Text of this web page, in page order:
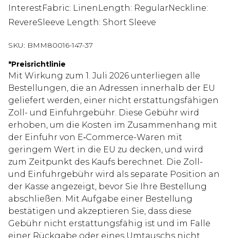
InterestFabric: LinenLength: RegularNeckline:
RevereSleeve Length: Short Sleeve
SKU: BMM80016-147-37
*Preisrichtlinie
Mit Wirkung zum 1. Juli 2026 unterliegen alle
Bestellungen, die an Adressen innerhalb der EU
geliefert werden, einer nicht erstattungsfähigen
Zoll- und Einfuhrgebühr. Diese Gebühr wird
erhoben, um die Kosten im Zusammenhang mit
der Einfuhr von E‑Commerce-Waren mit
geringem Wert in die EU zu decken, und wird
zum Zeitpunkt des Kaufs berechnet. Die Zoll-
und Einfuhrgebühr wird als separate Position an
der Kasse angezeigt, bevor Sie Ihre Bestellung
abschließen. Mit Aufgabe einer Bestellung
bestätigen und akzeptieren Sie, dass diese
Gebühr nicht erstattungsfähig ist und im Falle
einer Rückgabe oder eines Umtauschs nicht